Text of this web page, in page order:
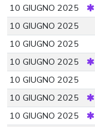
10 GIUGNO 2025
10 GIUGNO 2025
10 GIUGNO 2025
10 GIUGNO 2025
10 GIUGNO 2025
10 GIUGNO 2025
10 GIUGNO 2025